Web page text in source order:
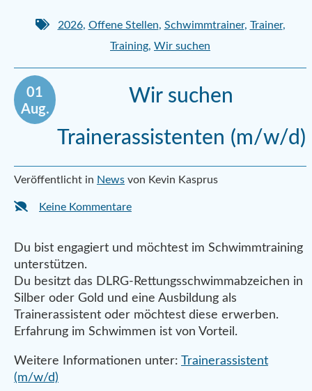
2026, Offene Stellen, Schwimmtrainer, Trainer,
Training, Wir suchen
01
Aug.
Wir suchen
Trainerassistenten (m/w/d)
Veröffentlicht in News von Kevin Kasprus
Keine Kommentare
Du bist engagiert und möchtest im Schwimmtraining
unterstützen.
Du besitzt das DLRG-Rettungsschwimmabzeichen in
Silber oder Gold und eine Ausbildung als
Trainerassistent oder möchtest diese erwerben.
Erfahrung im Schwimmen ist von Vorteil.
Weitere Informationen unter: Trainerassistent
(m/w/d)